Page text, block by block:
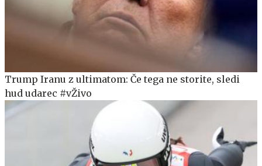
Trump Iranu z ultimatom: Če tega ne storite, sledi
hud udarec #vŽivo